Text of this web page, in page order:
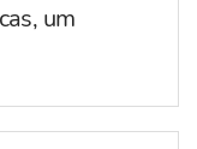
um